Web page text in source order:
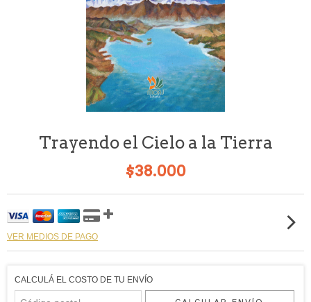
Trayendo el Cielo a la Tierra
$38.000
VER MEDIOS DE PAGO
CALCULÁ EL COSTO DE TU ENVÍO